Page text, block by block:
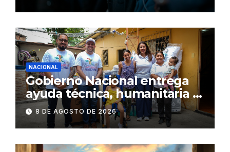
NACIONAL
Gobierno Nacional entrega
ayuda técnica, humanitaria y
Bono Joaquín Gallegos Lara a
familia en situación de
vulnerabilidad
8 DE AGOSTO DE 2026